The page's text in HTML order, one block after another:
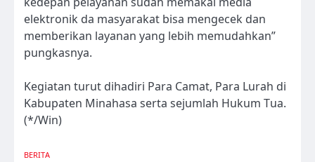
elektronik da masyarakat bisa mengecek dan
memberikan layanan yang lebih memudahkan”
pungkasnya.
Kegiatan turut dihadiri Para Camat, Para Lurah di
Kabupaten Minahasa serta sejumlah Hukum Tua.
(*/Win)
BERITA